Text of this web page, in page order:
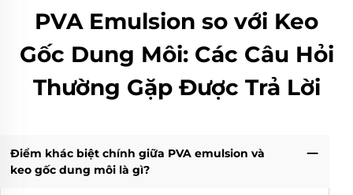
PVA Emulsion so với Keo
Gốc Dung Môi: Các Câu Hỏi
Thường Gặp Được Trả Lời
Điểm khác biệt chính giữa PVA emulsion và
keo gốc dung môi là gì?